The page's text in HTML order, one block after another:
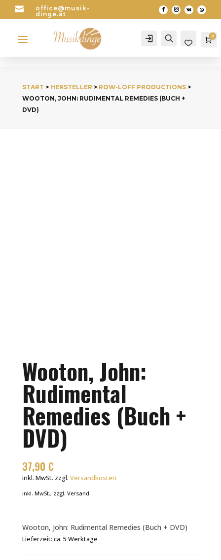

office@musik-
dinge.at
a Account Search 0
START > HERSTELLER > ROW-LOFF PRODUCTIONS>
WOOTON, JOHN: RUDIMENTAL REMEDIES (BUCH +
DVD)
Wooton, John:
Rudimental
Remedies (Buch +
DVD)
37,90 €
inkl. MwSt. zzgl. Versandkosten
inkl. MwSt., zzgl. Versand
Wooton, John: Rudimental Remedies (Buch + DVD)
Lieferzeit: ca. 5 Werktage